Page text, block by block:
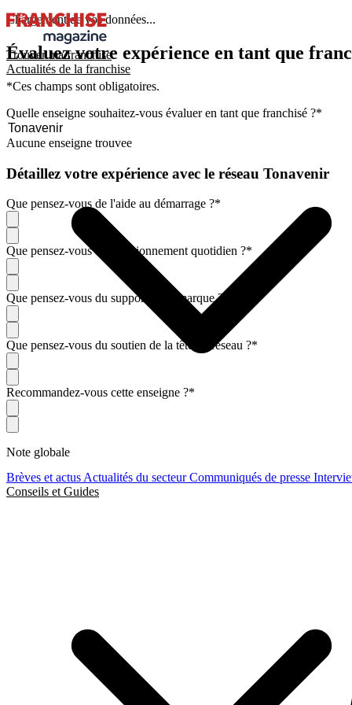
Trouver ma franchise
Actualités de la franchise
Brèves et actus Actualités du secteurCommuniqués de presse
Conseils et Guides
Chargement de vos données...
Évaluez votre expérience en tant que
*Ces champs sont obligatoires.
Quelle enseigne souhaitez-vous évaluer en tant que franchisé ?*
Aucune enseigne trouvee
Détaillez votre expérience avec le réseau Tonavenir
Que pensez-vous de l'aide au démarrage ?*
Que pensez-vous du fonctionnement quotidien ?*
Que pensez-vous du support de la marque ?
Que pensez-vous du soutien de la tête de réseau ?*
Recommandez-vous cette enseigne ?*
Note globale